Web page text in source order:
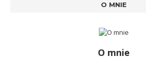
O MNIE
O mnie